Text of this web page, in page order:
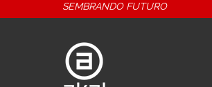
SEMBRANDO FUTURO